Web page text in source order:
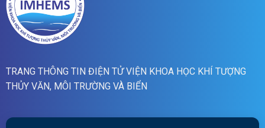
TRANG THÔNG TIN ĐIỆN TỬ VIỆN KHOA HỌC KHÍ TƯỢNG
THỦY VĂN, MÔI TRƯỜNG VÀ BIỂN